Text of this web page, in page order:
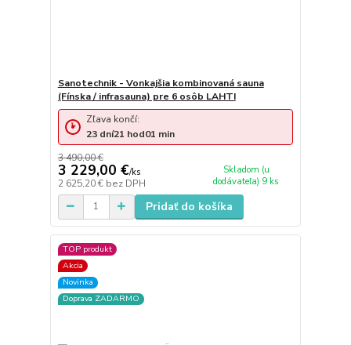
Sanotechnik - Vonkajšia kombinovaná sauna
(Fínska / infrasauna) pre 6 osôb LAHTI
3 490,00 €
3 229,00 €/ks
2 625,20 € bez DPH
Skladom (u
dodávateľa) 9 ks
Zľava končí:
23 dní21 hod01 min
Pridať do košíka
TOP produkt
Akcia
Novinka
Doprava ZADARMO